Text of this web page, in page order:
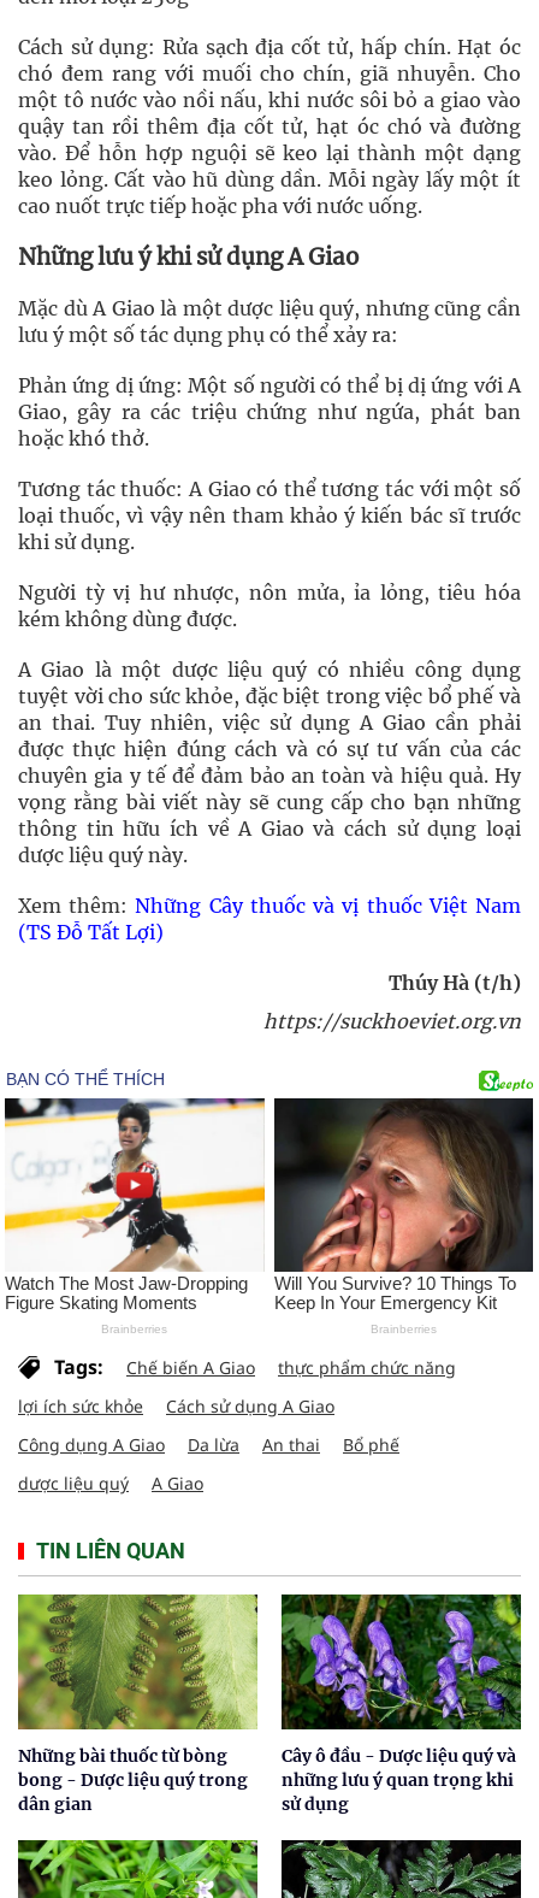
Cách sử dụng: Rửa sạch địa cốt tử, hấp chín. Hạt óc
chó đem rang với muối cho chín, giã nhuyễn. Cho
một tô nước vào nồi nấu, khi nước sôi bỏ a giao vào
quậy tan rồi thêm địa cốt tử, hạt óc chó và đường
vào. Để hỗn hợp nguội sẽ keo lại thành một dạng
keo lỏng. Cất vào hũ dùng dần. Mỗi ngày lấy một ít
cao nuốt trực tiếp hoặc pha với nước uống.
Những lưu ý khi sử dụng A Giao
Mặc dù A Giao là một dược liệu quý, nhưng cũng cần
lưu ý một số tác dụng phụ có thể xảy ra:
Phản ứng dị ứng: Một số người có thể bị dị ứng với A
Giao, gây ra các triệu chứng như ngứa, phát ban
hoặc khó thở.
Tương tác thuốc: A Giao có thể tương tác với một số
loại thuốc, vì vậy nên tham khảo ý kiến bác sĩ trước
khi sử dụng.
Người tỳ vị hư nhược, nôn mửa, ỉa lỏng, tiêu hóa
kém không dùng được.
A Giao là một dược liệu quý có nhiều công dụng
tuyệt vời cho sức khỏe, đặc biệt trong việc bổ phế và
an thai. Tuy nhiên, việc sử dụng A Giao cần phải
được thực hiện đúng cách và có sự tư vấn của các
chuyên gia y tế để đảm bảo an toàn và hiệu quả. Hy
vọng rằng bài viết này sẽ cung cấp cho bạn những
thông tin hữu ích về A Giao và cách sử dụng loại
dược liệu quý này.
Xem thêm:Những Cây thuốc và vị thuốc Việt Nam
(TS Đỗ Tất Lợi)
Thúy Hà (t/h)
https://suckhoeviet.org.vn
Tags: Chế biến A Giao
thực phẩm chức năng
lợi ích sức khỏe
Cách sử dụng A Giao
Công dụng A Giao
Da lừa An thai
Bổ phế
dược liệu quý
A Giao
TIN LIÊN QUAN
Những bài thuốc từ bòng
bong - Dược liệu quý trong
dân gian
Cây ô đầu - Dược liệu quý và
những lưu ý quan trọng khi
sử dụng